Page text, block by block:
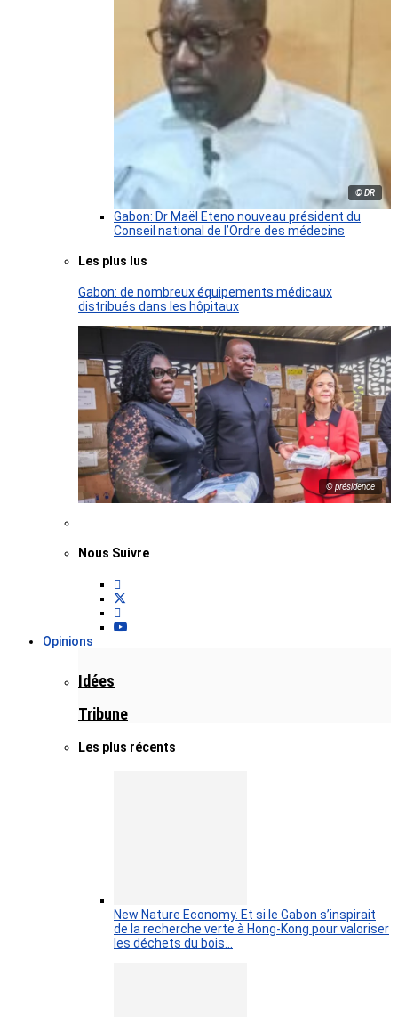
© DR
Gabon: Dr Maël Eteno nouveau président du
Conseil national de l’Ordre des médecins
Les plus lus
Gabon: de nombreux équipements médicaux
distribués dans les hôpitaux
© présidence
Nous Suivre
Opinions
Idées
Tribune
Les plus récents
New Nature Economy. Et si le Gabon s’inspirait
de la recherche verte à Hong-Kong pour valoriser
les déchets du bois…